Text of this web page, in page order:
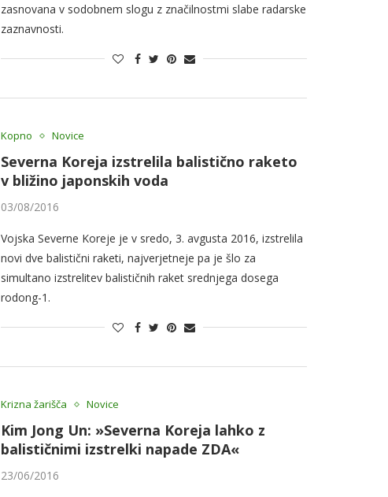
zasnovana v sodobnem slogu z značilnostmi slabe radarske
zaznavnosti.
Kopno Novice
Severna Koreja izstrelila balistično raketo
v bližino japonskih voda
03/08/2016
Vojska Severne Koreje je v sredo, 3. avgusta 2016, izstrelila
novi dve balistični raketi, najverjetneje pa je šlo za
simultano izstrelitev balističnih raket srednjega dosega
rodong-1.
Krizna žarišča Novice
Kim Jong Un: »Severna Koreja lahko z
balističnimi izstrelki napade ZDA«
23/06/2016